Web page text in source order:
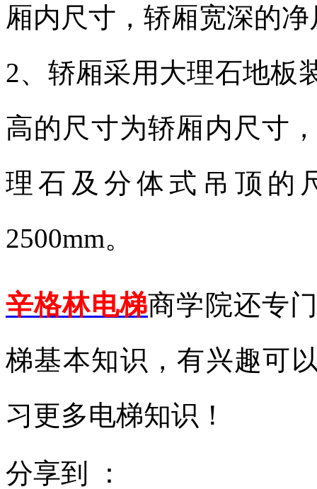
厢内尺寸，轿厢宽深的
2、 轿厢采用大理石地板
高的尺寸为轿厢内尺寸
理石及分体式吊顶的
2500mm。
辛格林电梯商学院还专
梯基本知识，有兴趣可
习更多电梯知识！
分享到 ：